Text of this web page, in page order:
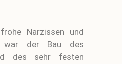
Narzissen und
war der Bau des
des sehr festen